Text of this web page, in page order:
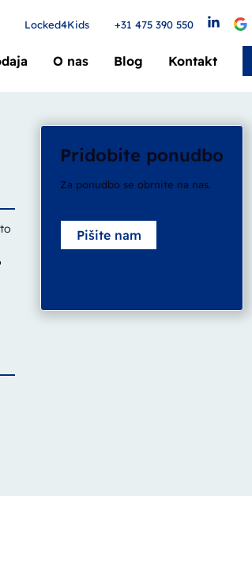
O nas Blog Kontakt
Locked4Kids +31 475 390 550
Pridobite ponudbo
Za ponudbo se obrnite na nas.
Pišite nam